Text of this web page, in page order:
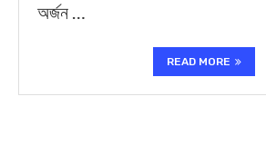
অর্জন …
READ MORE